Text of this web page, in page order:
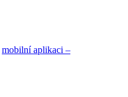
mobilní aplikaci –